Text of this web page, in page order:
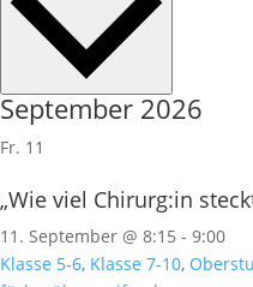
September 2026
Fr. 11
„Wie viel Chirurg:in
11. September @ 8:15 - 9:00
Klasse 5-6, Klasse 7-10,